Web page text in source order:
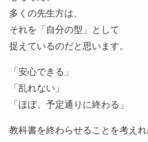
多くの先生方は、
それを「自分の型」として
捉えているのだと思います。
「安心できる」
「乱れない」
「ほぼ、予定通りに終わる」
教科書を終わらせることを考えれ